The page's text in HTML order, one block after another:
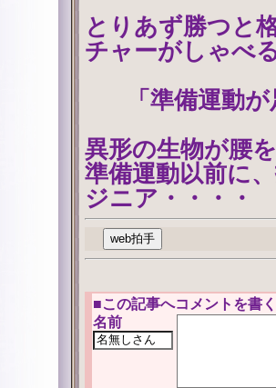
とりあず勝つと
チャーがしゃべ
「準備運動
異形の生物が腰
準備運動以前に
ジニア・・・・
■この記事へコメントを書
名前